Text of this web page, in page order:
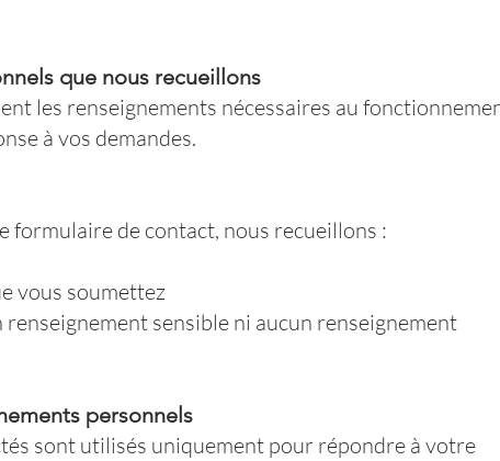
que nous recueillons
les renseignements nécessaires au
à vos demandes.
formulaire de contact, nous recueillons :
vous soumettez
sensible ni aucun renseignement
personnels
sont utilisés uniquement pour répondre à votre